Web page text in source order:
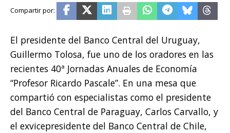
El presidente del Banco Central del Uruguay,
Guillermo Tolosa, fue uno de los oradores en las
recientes 40ª Jornadas Anuales de Economía
“Profesor Ricardo Pascale”. En una mesa que
compartió con especialistas como el presidente
del Banco Central de Paraguay, Carlos Carvallo, y
el exvicepresidente del Banco Central de Chile,